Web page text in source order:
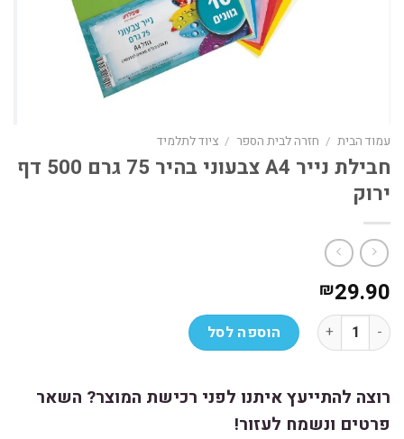
עמוד הבית / חזרה לבית הספר / ציוד לתלמיד
חבילת נייר A4 צבעוני בהיר 75 גרם 500 דף
ירוק
₪29.90
כמות של חבילת נייר A4 צבעוני בהיר 75 גרם 500 דף ירוק הוספה לסל
רוצה להתייעץ איתנו לפני רכישת המוצר? השאר
פרטים ונשמח לעזור!